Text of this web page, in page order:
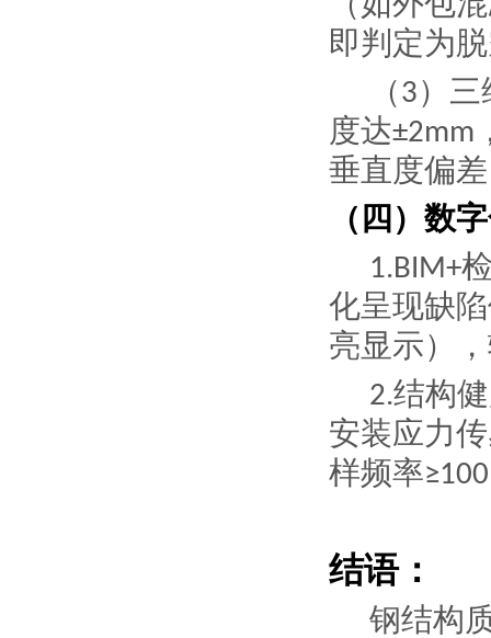
即判定为
（3） 三
度达±2mm
垂直度偏
（四）数
1.BIM+
化呈现缺
亮显示）
2.结构
安装应力
样频率
结语：
钢结构